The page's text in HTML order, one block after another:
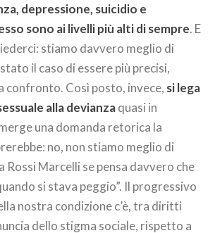
depressione, suicidio e
sono ai livelli più alti di sempre. E
stiamo davvero meglio di
il caso di essere più precisi,
confronto. Così posto, invece, si lega
alla devianzaquasi in
una domanda retorica la
no, non stiamo meglio di
Rossi Marcelli se pensa davvero che
si stava peggio”. Il progressivo
nostra condizione c’è, tra diritti
dello stigma sociale, rispetto a